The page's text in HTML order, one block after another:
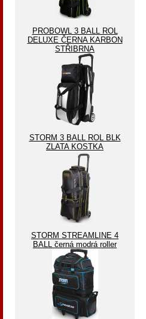
PROBOWL 3 BALL ROL
DELUXE ČERNA KARBON
STŘIBRNA
STORM 3 BALL ROL BLK
ZLATA KOSTKA
STORM STREAMLINE 4
BALL černá modrá roller